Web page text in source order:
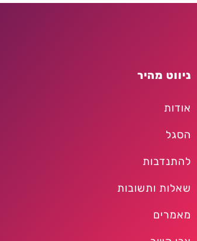
ניווט מהיר
אודות
הסגל
להתנדבות
שאלות ותשובות
מאמרים